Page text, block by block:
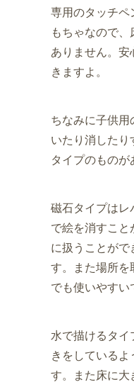
専用のタッチペ
もちゃなので
ありません。
きますよ。
ちなみに子供用
いたり消したり
タイプのものが
磁石タイプはレ
で絵を消すこ
に扱うことがで
す。また場所を
でも使いやすい
水で描けるタイ
きをしている
す。また床に大